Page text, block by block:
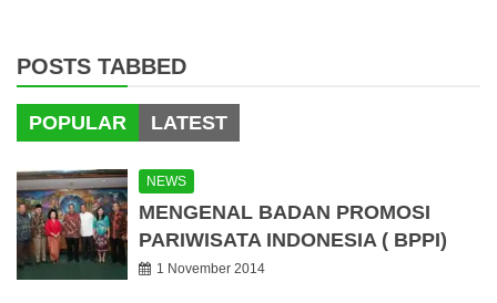
POSTS TABBED
POPULAR LATEST
NEWS
MENGENAL BADAN PROMOSI
PARIWISATA INDONESIA ( BPPI)
1 November 2014